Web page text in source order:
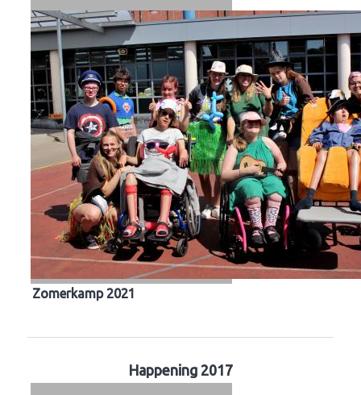
Zomerkamp 2021
Happening 2017